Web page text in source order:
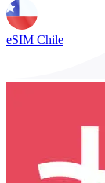
eSIM Chile